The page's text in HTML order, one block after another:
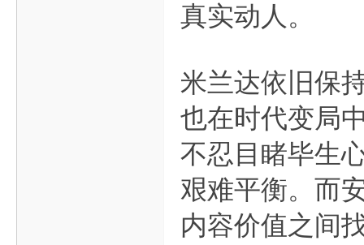
真实动人。
米兰达依旧保
也在时代变局
不忍目睹毕生
艰难平衡。而
内容价值之间